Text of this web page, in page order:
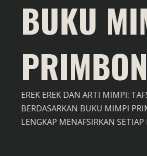
BUKU
EREK EREK DAN ARTI MIMPI:
BERDASARKAN BUKU MIMPI
LENGKAP MENAFSIRKAN